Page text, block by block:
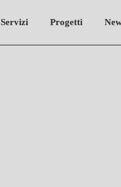
Servizi Progetti